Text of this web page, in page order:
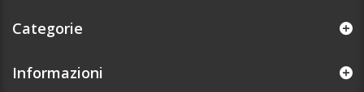
Categorie
Informazioni